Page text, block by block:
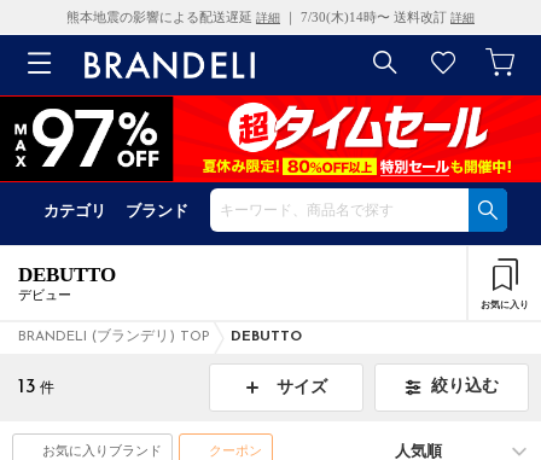
熊本地震の影響による配送遅延 詳細 ｜ 7/30(木)14時〜 送料改訂 詳細
カテゴリ ブランド
DEBUTTO
デビュー
お気に入り
BRANDELI (ブランデリ) TOP DEBUTTO
13 件 サイズ 絞り込む
お気に入りブランド クーポン